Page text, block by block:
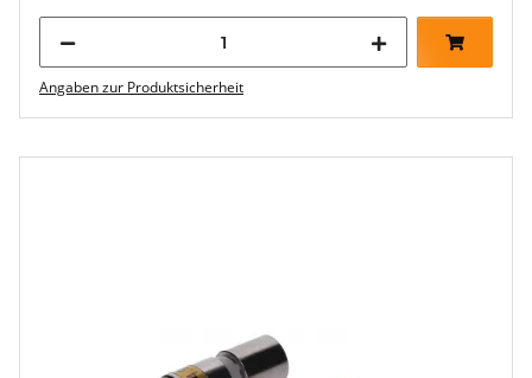
Angaben zur Produktsicherheit